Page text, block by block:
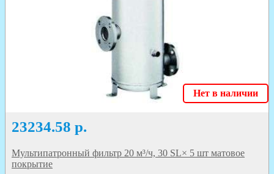
Нет в наличии
23234.58 р.
Мультипатронный фильтр 20 м³/ч, 30 SL× 5 шт матовое
покрытие